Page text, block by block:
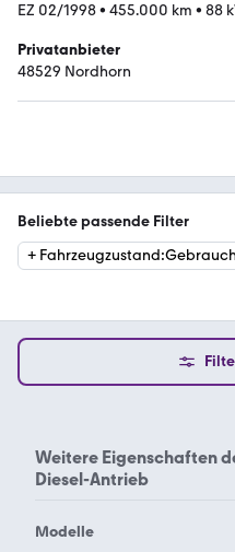
EZ 02/1998• 455.000 km • 88
Privatanbieter
48529 Nordhorn
Beliebte passende Filter
+ Fahrzeugzustand:
Weitere Eigenschaften
Diesel-Antrieb
Modelle